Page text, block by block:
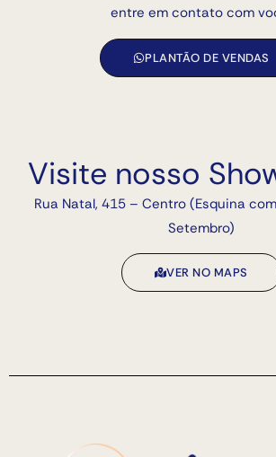
entre em contato com
PLANTÃO DE VENDAS
Visite nosso
Rua Natal, 415 – Centro (Esquina
Setembro)
VER NO MAPS